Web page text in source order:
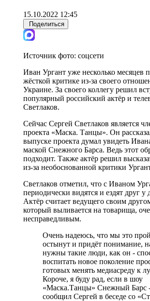
15.10.2022 12:45
Поделиться
Источник фото: соцсети
Иван Ургант уже несколько месяцев
жёсткой критике из-за своего
Украине. За своего коллегу решил
популярный российский актёр и
Светлаков.
Сейчас Сергей Светлаков является
проекта «Маска. Танцы». Он
выпуске проекта думал увидеть
маской Снежного Барса. Ведь этот
подходит. Также актёр решил
из-за необоснованной критики
Светлаков отметил, что с Иваном
периодически видятся и ездят друг у
Актёр считает ведущего своим
который выливается на товарища,
несправедливым.
Очень надеюсь, что мы это
остынут и придёт понимание,
нужны такие люди, как он -
воспитать новое поколение
готовых менять медиасреду к
Короче, я буду рад, если в шоу
«Маска.Танцы» Снежный Барс
сообщил Сергей в беседе со